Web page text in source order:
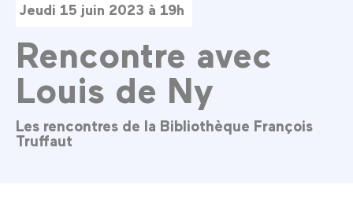
Jeudi 15 juin 2023 à 19h
Rencontre avec
Louis de Ny
Les rencontres de la Bibliothèque François
Truffaut